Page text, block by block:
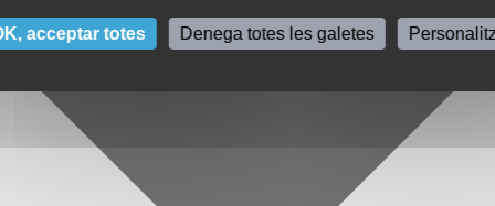
acceptar totes Denega totes les galetes